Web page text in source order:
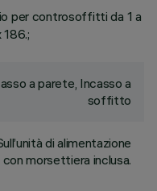
per controsoffitti da 1 a
a parete, Incasso a
soffitto
di alimentazione
con morsettiera inclusa.